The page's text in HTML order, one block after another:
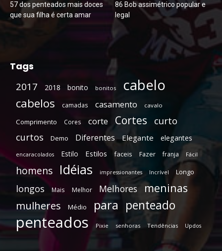
57 dos penteados mais doces
que sua filha é certa amar
86 Bob assimétrico popular e
legal
Tags
2017 2018 bonito bonitos cabelo
cabelos camadas casamento cavalo
Comprimento Cores corte Cortes curto
curtos Demo Diferentes Elegante elegantes
encaracolados Estilo Estilos faceis Fazer franja Fácil
homens Idéias impressionantes Incrível Longo
longos Mais Melhor Melhores meninas
mulheres Médio para penteado
penteados Pixie senhoras Tendências Updos